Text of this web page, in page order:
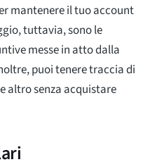
mantenere il tuo account
tuttavia, sono le
messe in atto dalla
puoi tenere traccia di
altro senza acquistare